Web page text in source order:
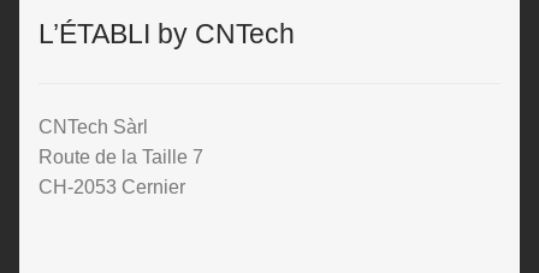
L’ÉTABLI by CNTech
CNTech Sàrl
Route de la Taille 7
CH-2053 Cernier